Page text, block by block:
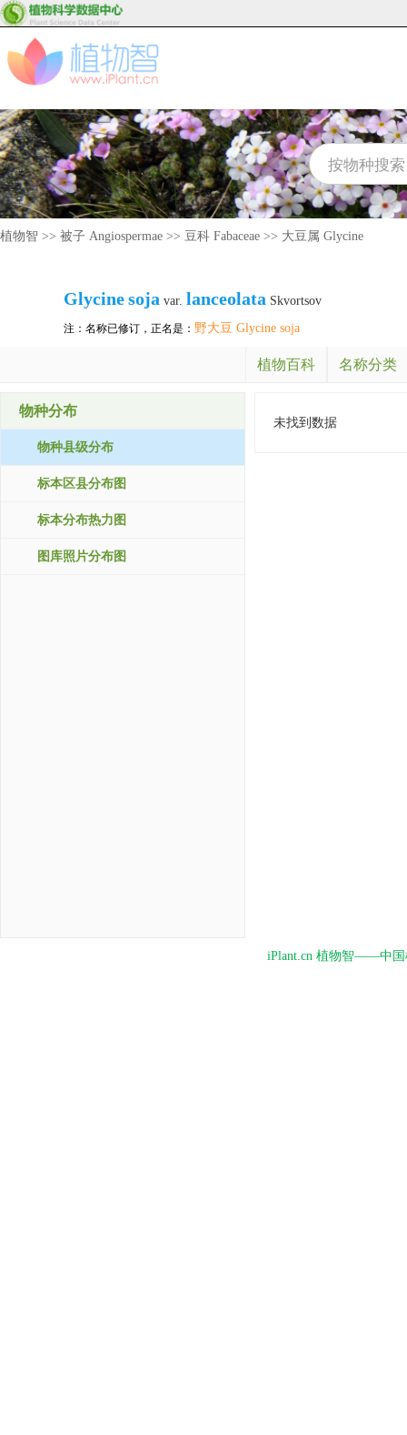
植物智 >> 被子 Angiospermae >> 豆科 Fabaceae >> 大豆属 Glycine
Glycinesoja var. lanceolata Skvortsov
注：名称已修订，正名是： 野大豆 Glycine soja
植物百科 名称分类
物种分布
物种县级分布
标本区县分布图
标本分布热力图
图库照片分布图
未找到数据
iPlant.cn 植物智——中国